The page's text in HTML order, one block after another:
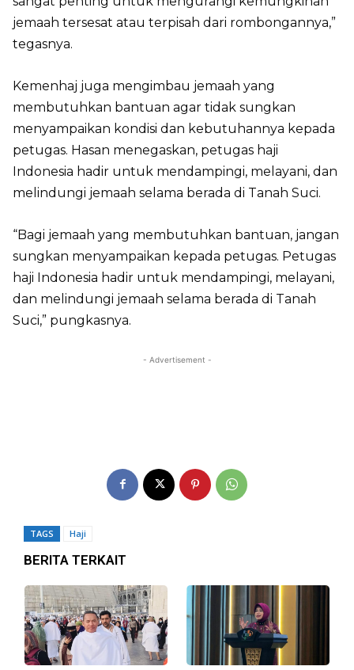
jemaah tersesat atau terpisah dari rombongannya,”
tegasnya.
Kemenhaj juga mengimbau jemaah yang
membutuhkan bantuan agar tidak sungkan
menyampaikan kondisi dan kebutuhannya kepada
petugas. Hasan menegaskan, petugas haji
Indonesia hadir untuk mendampingi, melayani, dan
melindungi jemaah selama berada di Tanah Suci.
“Bagi jemaah yang membutuhkan bantuan, jangan
sungkan menyampaikan kepada petugas. Petugas
haji Indonesia hadir untuk mendampingi, melayani,
dan melindungi jemaah selama berada di Tanah
Suci,” pungkasnya.
- Advertisement -
TAGS Haji
BERITA TERKAIT